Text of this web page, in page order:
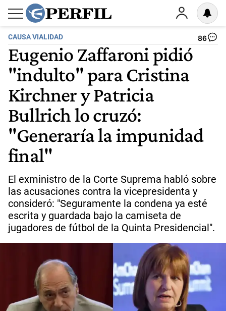
CAUSA VIALIDAD 86
Eugenio Zaffaroni pidió
"indulto" para Cristina
Kirchner y Patricia
Bullrich lo cruzó:
"Generaría la impunidad
final"
El exministro de la Corte Suprema habló sobre
las acusaciones contra la vicepresidenta y
consideró: "Seguramente la condena ya esté
escrita y guardada bajo la camiseta de
jugadores de fútbol de la Quinta Presidencial".